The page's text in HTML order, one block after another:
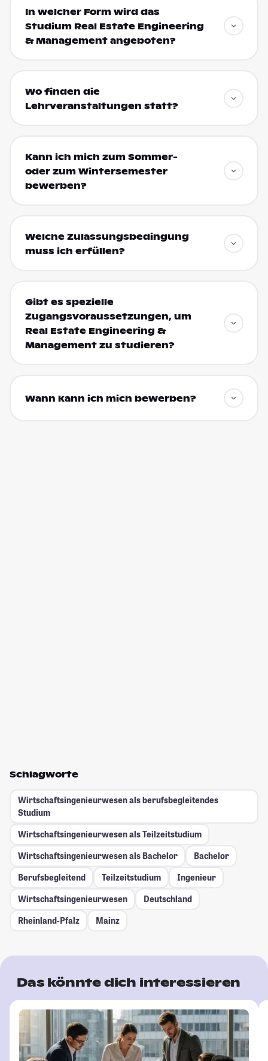
In welcher Form wird das
Studium Real Estate Engineering
& Management angeboten?
Wo finden die
Lehrveranstaltungen statt?
Kann ich mich zum Sommer-
oder zum Wintersemester
bewerben?
Welche Zulassungsbedingung
muss ich erfüllen?
Gibt es spezielle
Zugangsvoraussetzungen, um
Real Estate Engineering &
Management zu studieren?
Wann kann ich mich bewerben?
Schlagworte
Wirtschaftsingenieurwesen als berufsbegleitendes
Studium
Wirtschaftsingenieurwesen als Teilzeitstudium
Wirtschaftsingenieurwesen als Bachelor
Bachelor
Berufsbegleitend
Teilzeitstudium
Ingenieur
Wirtschaftsingenieurwesen
Deutschland
Rheinland-Pfalz
Mainz
Das könnte dich interessieren